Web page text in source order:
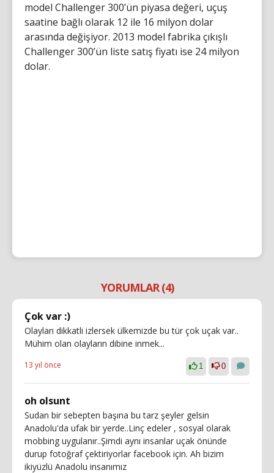
model Challenger 300’ün piyasa değeri, uçuş
saatine bağlı olarak 12 ile 16 milyon dolar
arasında değişiyor. 2013 model fabrika çıkışlı
Challenger 300’ün liste satış fiyatı ise 24 milyon
dolar.
YORUMLAR (4)
Çok var :)
Olayları dikkatli izlersek ülkemizde bu tür çok uçak var..
Mühim olan olayların dibine inmek...
13 yıl önce 1 0
oh olsunt
Sudan bir sebepten başına bu tarz şeyler gelsin
Anadolu'da ufak bir yerde..Linç edeler , sosyal olarak
mobbing uygulanır..Şimdi aynı insanlar uçak önünde
durup fotoğraf çektiriyorlar facebook için. Ah bizim
ikiyüzlü Anadolu insanımız